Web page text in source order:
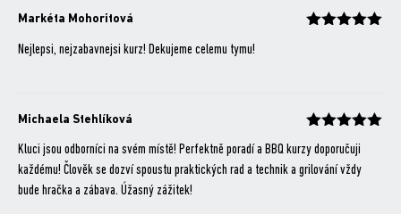
Markéta Mohoritová
Nejlepsi, nejzabavnejsi kurz! Dekujeme celemu tymu!
Michaela Stehlíková
Kluci jsou odborníci na svém místě! Perfektně poradí a BBQ kurzy doporučuji
každému! Člověk se dozví spoustu praktických rad a technik a grilování vždy
bude hračka a zábava. Úžasný zážitek!